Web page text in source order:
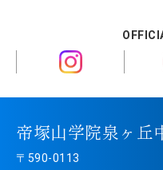
帝塚山学院泉ヶ丘
〒590-0113